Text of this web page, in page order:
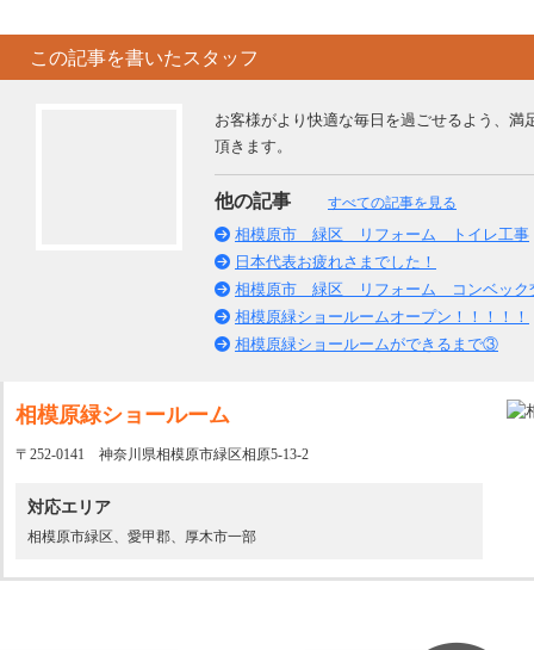
この記事を書いたスタッフ
お客様がより快適な毎日を過ごせるよう、満
頂きます。
他の記事 すべての記事を見る
相模原市 緑区 リフォーム トイレ工事
日本代表お疲れさまでした！
相模原市 緑区 リフォーム コンベック
相模原緑ショールームオープン！！！！！
相模原緑ショールームができるまで③
相模原緑ショールーム
〒252-0141 神奈川県相模原市緑区相原5-13-2
対応エリア
相模原市緑区、愛甲郡、厚木市一部
名古屋リフォーム&増改築のニッカホーム株式会社
お問い合わせ ニッカホーム公式サイト